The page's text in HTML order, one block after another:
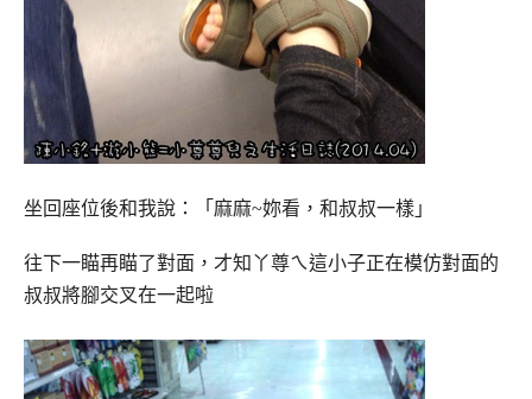
坐回座位後和我說：「麻麻~妳看，和叔叔一樣」
往下一瞄再瞄了對面，才知丫尊ㄟ這小子正在模仿對面的
叔叔將腳交叉在一起啦